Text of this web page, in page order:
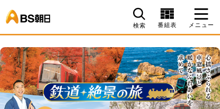
検索 番組表 メニュー